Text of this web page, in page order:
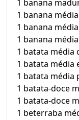
1 banana
1 banana
1 banana
1 banana
1 batata média
1 batata média
1 batata média
1 batata-doce
1 batata-doce
1 beterraba